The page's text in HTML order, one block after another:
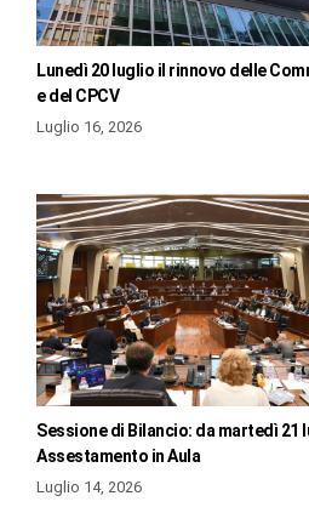
Lunedì 20 luglio il rinnovo delle
e del CPCV
Luglio 16, 2026
Sessione di Bilancio: da martedì 21
Assestamento in Aula
Luglio 14, 2026